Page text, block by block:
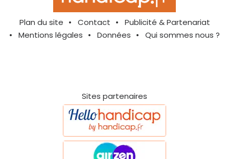
Plan du site Contact
Publicité & Partenariat
Mentions légales
Données Qui sommes nous ?
Sites partenaires